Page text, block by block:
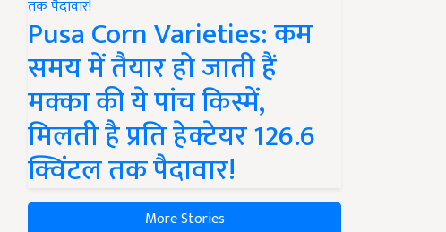
Pusa Corn Varieties: कम
समय में तैयार हो जाती हैं
मक्का की ये पांच किस्में,
मिलती है प्रति हेक्टेयर 126.6
क्विंटल तक पैदावार!
More Stories